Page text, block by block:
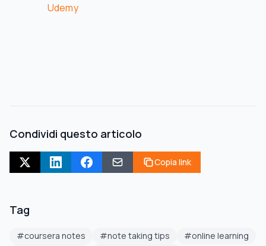
Udemy
Condividi questo articolo
Copia link
Tag
#coursera notes #note taking tips #online learning